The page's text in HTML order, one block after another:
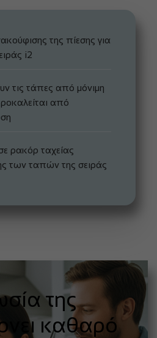
της πίεσης για
i2
τις τάπες από μόνιμη
από
ρακόρ ταχείας
των ταπών της σειράς
της
καθαρό